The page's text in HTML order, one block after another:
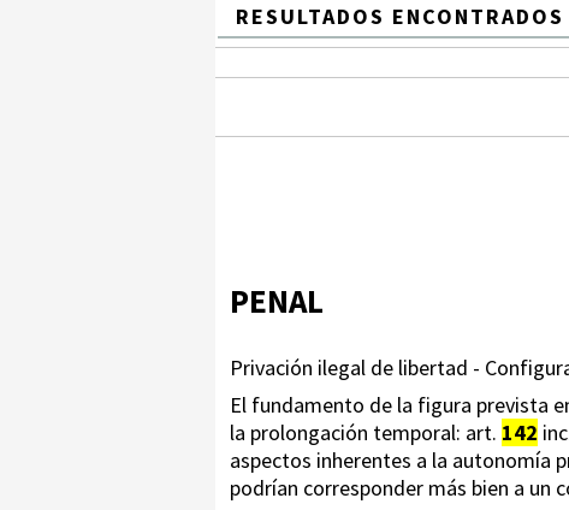
RESULTADOS ENCONTRADOS
PENAL
Privación ilegal de libertad -
El fundamento de la figura prevista
la prolongación temporal: art. 142
aspectos inherentes a la autonomía
podrían corresponder más bien a un